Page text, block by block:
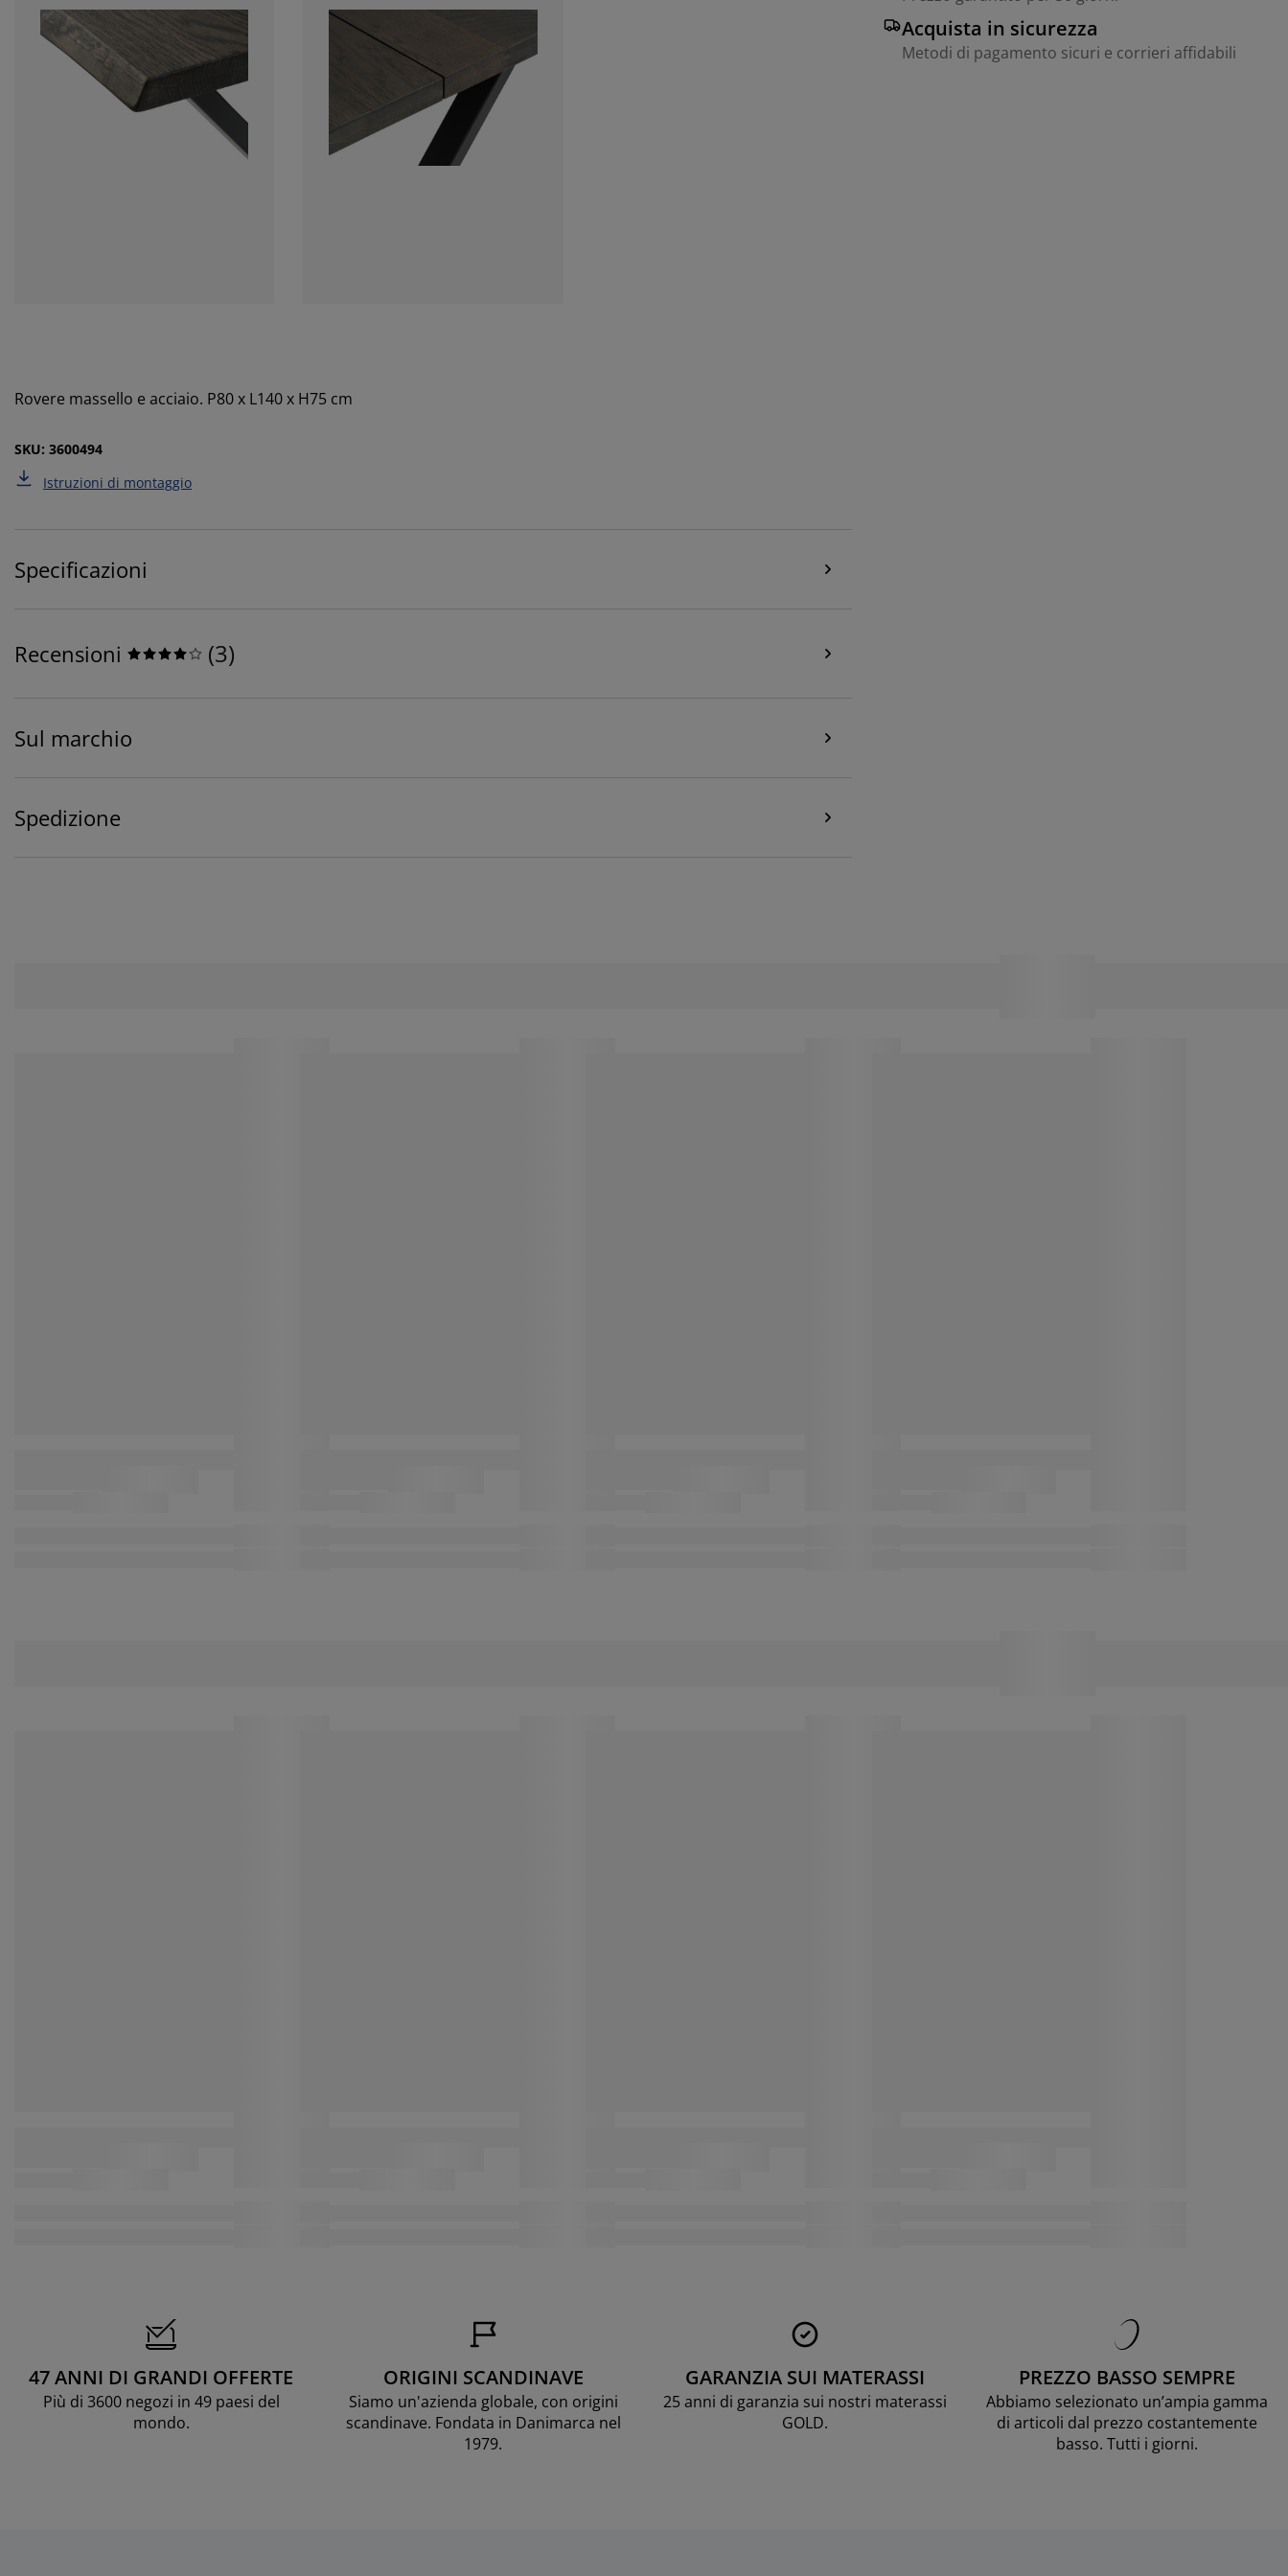
Acquista in sicurezza
Metodi di pagamento sicuri e corrieri affidabili
Rovere massello e acciaio. P80 x L140 x H75 cm
SKU: 3600494
Istruzioni di montaggio
Specificazioni
Recensioni (3)
Sul marchio
Spedizione
47 ANNI DI GRANDI OFFERTE
Più di 3600 negozi in 49 paesi del
mondo.
ORIGINI SCANDINAVE
Siamo un'azienda globale, con origini
scandinave. Fondata in Danimarca nel
1979.
GARANZIA SUI MATERASSI
25 anni di garanzia sui nostri materassi
GOLD.
PREZZO BASSO SEMPRE
Abbiamo selezionato un’ampia gamma
di articoli dal prezzo costantemente
basso. Tutti i giorni.